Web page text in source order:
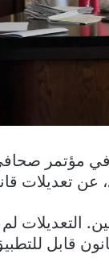
في مؤتمر
تعديلات
التعديلات لم
قابل